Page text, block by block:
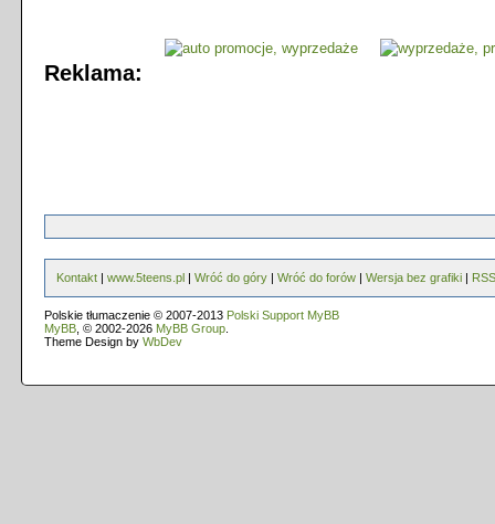
Reklama:
Kontakt | www.5teens.pl | Wróć do góry | Wróć do forów | Wersja bez grafiki | RSS
Polskie tłumaczenie © 2007-2013 Polski Support MyBB
MyBB , © 2002-2026 MyBB Group
Theme Design by WbDev